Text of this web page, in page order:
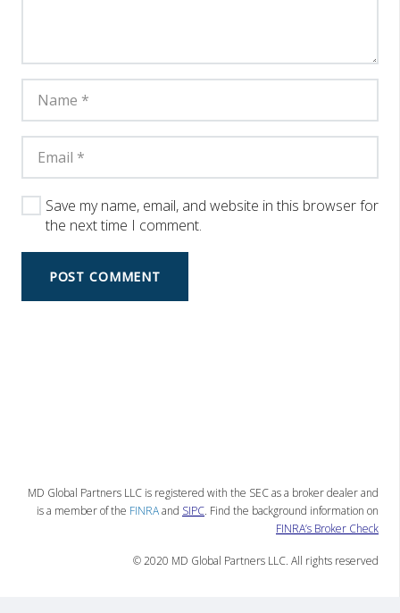
Save my name, email, and website in this browser for
the next time I comment.
POST COMMENT
MD Global Partners LLC is registered with the SEC as a broker dealer and
is a member of the FINRAand SIPC. Find the background information on
FINRA’s Broker Check
© 2020 MD Global Partners LLC. All rights reserved